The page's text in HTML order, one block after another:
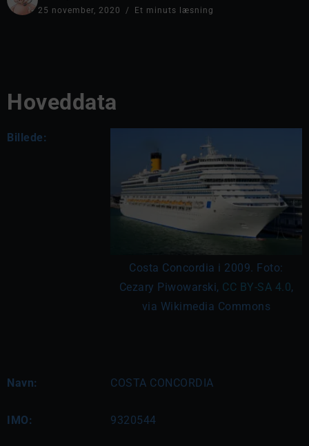
25 november, 2020 Et minuts læsning
Hoveddata
Billede:
Costa Concordia i 2009. Foto:
Cezary Piwowarski, CC BY-SA 4.0,
via Wikimedia Commons
Navn: COSTA CONCORDIA
IMO: 9320544